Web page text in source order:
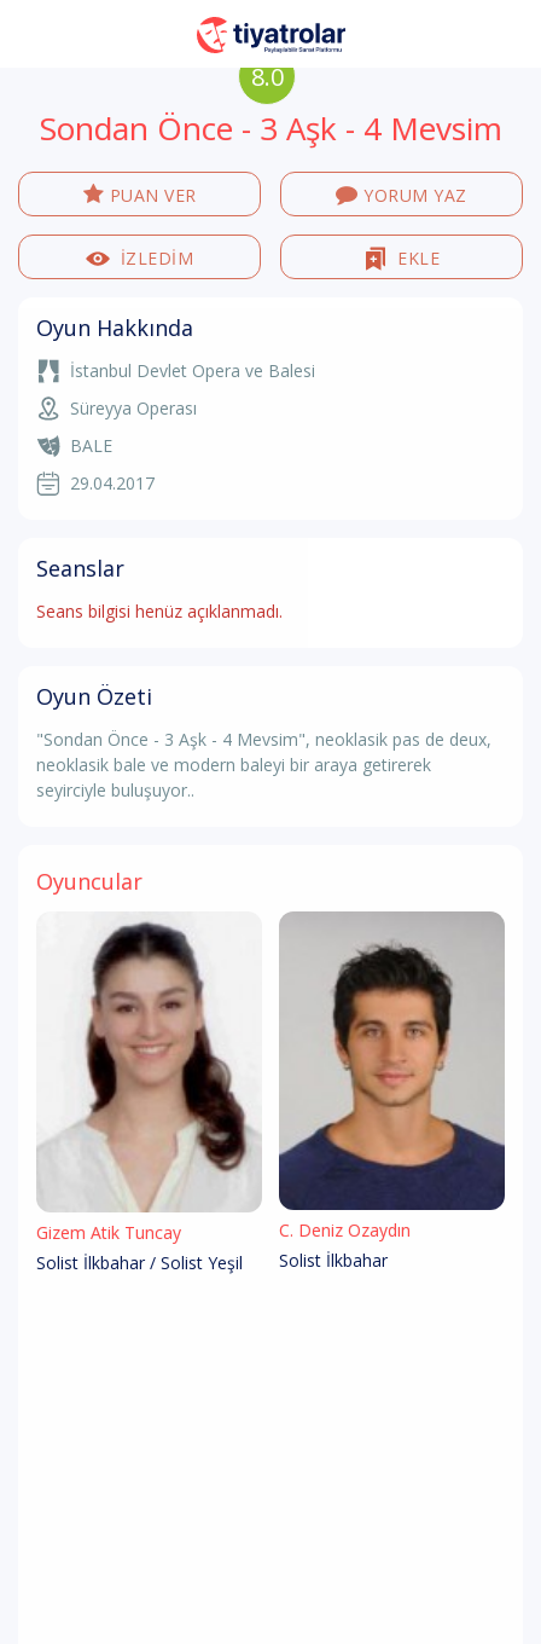
8.0
Sondan Önce - 3 Aşk - 4 Mevsim
PUAN VER YORUM YAZ
İZLEDİM EKLE
Oyun Hakkında
İstanbul Devlet Opera ve Balesi
Süreyya Operası
BALE
29.04.2017
Seanslar
Seans bilgisi henüz açıklanmadı.
Oyun Özeti
"Sondan Önce - 3 Aşk - 4 Mevsim", neoklasik pas de deux,
neoklasik bale ve modern baleyi bir araya getirerek
seyirciyle buluşuyor..
Oyuncular
Gizem Atik Tuncay
Solist İlkbahar / Solist Yeşil
C. Deniz Özaydın
Solist İlkbahar